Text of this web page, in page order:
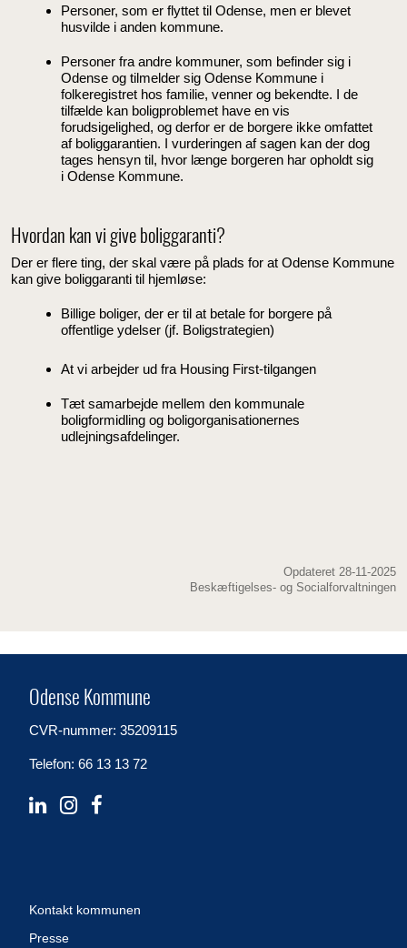
Personer, som er flyttet til Odense, men er blevet
husvilde i anden kommune.
Personer fra andre kommuner, som befinder sig i
Odense og tilmelder sig Odense Kommune i
folkeregistret hos familie, venner og bekendte. I de
tilfælde kan boligproblemet have en vis
forudsigelighed, og derfor er de borgere ikke omfattet
af boliggarantien. I vurderingen af sagen kan der dog
tages hensyn til, hvor længe borgeren har opholdt sig
i Odense Kommune.
Hvordan kan vi give boliggaranti?
Der er flere ting, der skal være på plads for at Odense Kommune
kan give boliggaranti til hjemløse:
Billige boliger, der er til at betale for borgere på
offentlige ydelser (jf. Boligstrategien)
At vi arbejder ud fra Housing First-tilgangen
Tæt samarbejde mellem den kommunale
boligformidling og boligorganisationernes
udlejningsafdelinger.
Opdateret 28-11-2025
Beskæftigelses- og Socialforvaltningen
Odense Kommune
CVR-nummer: 35209115
Telefon: 66 13 13 72
Kontakt kommunen
Presse